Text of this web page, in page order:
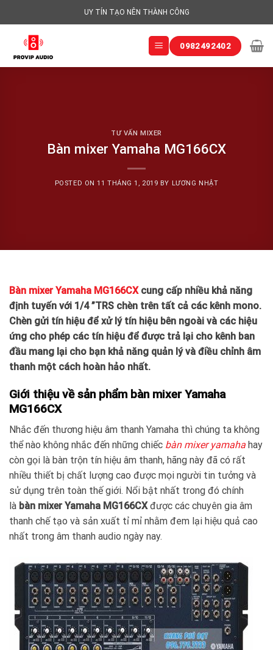
to
content
UY TÍN TẠO NÊN THÀNH CÔNG
0982492402
TƯ VẤN MIXER
Bàn mixer Yamaha MG166CX
POSTED ON11 THÁNG 1, 2019 BY LƯƠNG NHẬT
Bàn mixer Yamaha MG166CXcung cấp nhiều khả năng
định tuyến với 1/4 ”TRS chèn trên tất cả các kênh mono.
Chèn gửi tín hiệu để xử lý tín hiệu bên ngoài và các hiệu
ứng cho phép các tín hiệu để được trả lại cho kênh ban
đầu mang lại cho bạn khả năng quản lý và điều chỉnh âm
thanh một cách hoàn hảo nhất.
Giới thiệu về sản phẩm bàn mixer Yamaha
MG166CX
Nhắc đến thương hiệu âm thanh Yamaha thì chúng ta không
thể nào không nhắc đến những chiếc bàn mixer yamaha hay
còn gọi là bàn trộn tín hiệu âm thanh, hãng này đã có rất
nhiều thiết bị chất lượng cao được mọi người tin tưởng và
sử dụng trên toàn thế giới. Nổi bật nhất trong đó chính
là bàn mixer Yamaha MG166CXđược các chuyên gia âm
thanh chế tạo và sản xuất tỉ mỉ nhằm đem lại hiệu quả cao
nhất trong âm thanh audio ngày nay.